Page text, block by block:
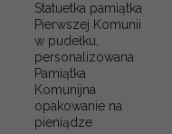
Statuetka pamiątka
Pierwszej Komunii
w pudełku,
personalizowana
Pamiątka
Komunijna
opakowanie na
pieniądze